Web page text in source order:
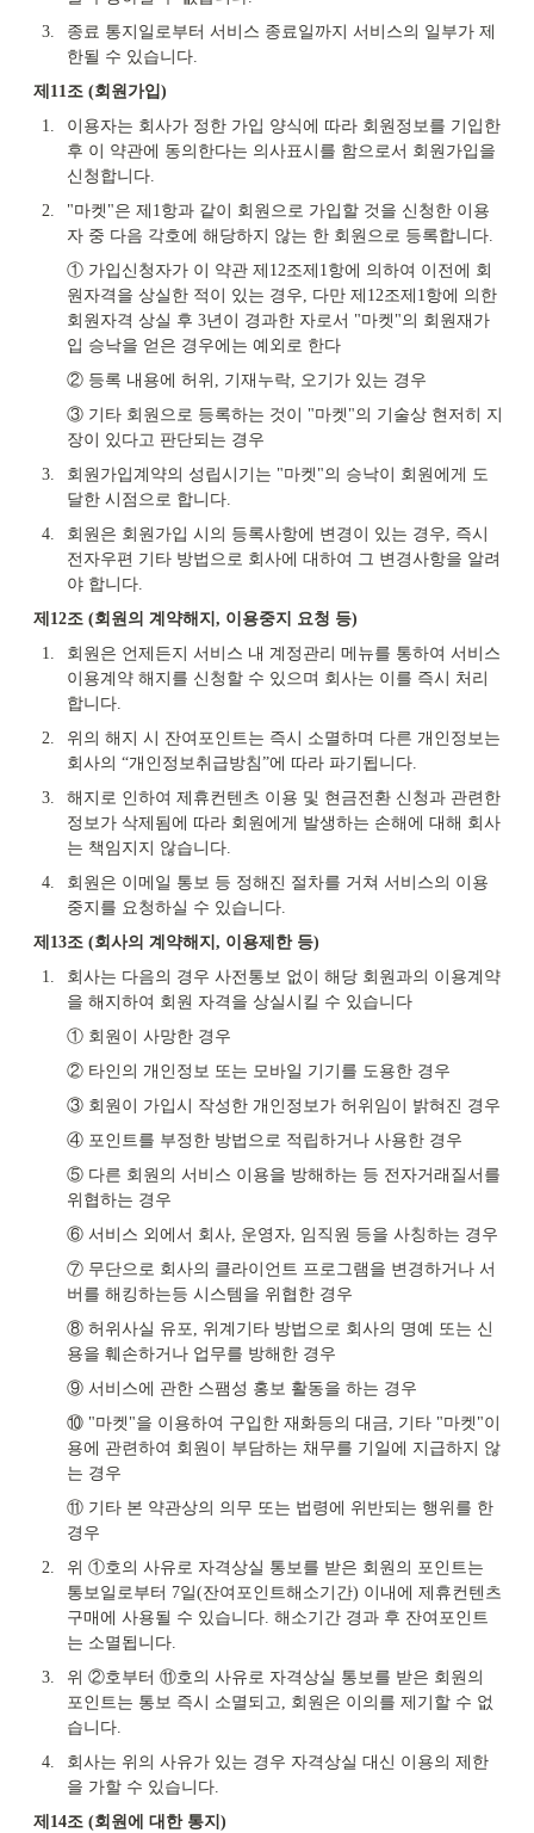
3.
종료 통지일로부터 서비스 종료일까지 서비스의 일부가 제
한될 수 있습니다.
제11조 (회원가입)
1.
이용자는 회사가 정한 가입 양식에 따라 회원정보를 기입한
후 이 약관에 동의한다는 의사표시를 함으로서 회원가입을
신청합니다.
2.
"마켓"은 제1항과 같이 회원으로 가입할 것을 신청한 이용
자 중 다음 각호에 해당하지 않는 한 회원으로 등록합니다.
① 가입신청자가 이 약관 제12조제1항에 의하여 이전에 회
원자격을 상실한 적이 있는 경우, 다만 제12조제1항에 의한
회원자격 상실 후 3년이 경과한 자로서 "마켓"의 회원재가
입 승낙을 얻은 경우에는 예외로 한다
② 등록 내용에 허위, 기재누락, 오기가 있는 경우
③ 기타 회원으로 등록하는 것이 "마켓"의 기술상 현저히 지
장이 있다고 판단되는 경우
3.
회원가입계약의 성립시기는 "마켓"의 승낙이 회원에게 도
달한 시점으로 합니다.
4.
회원은 회원가입 시의 등록사항에 변경이 있는 경우, 즉시
전자우편 기타 방법으로 회사에 대하여 그 변경사항을 알려
야 합니다.
제12조 (회원의 계약해지, 이용중지 요청 등)
1.
회원은 언제든지 서비스 내 계정관리 메뉴를 통하여 서비스
이용계약 해지를 신청할 수 있으며 회사는 이를 즉시 처리
합니다.
2.
위의 해지 시 잔여포인트는 즉시 소멸하며 다른 개인정보는
회사의 “개인정보취급방침”에 따라 파기됩니다.
3.
해지로 인하여 제휴컨텐츠 이용 및 현금전환 신청과 관련한
정보가 삭제됨에 따라 회원에게 발생하는 손해에 대해 회사
는 책임지지 않습니다.
4.
회원은 이메일 통보 등 정해진 절차를 거쳐 서비스의 이용
중지를 요청하실 수 있습니다.
제13조 (회사의 계약해지, 이용제한 등)
1.
회사는 다음의 경우 사전통보 없이 해당 회원과의 이용계약
을 해지하여 회원 자격을 상실시킬 수 있습니다
① 회원이 사망한 경우
② 타인의 개인정보 또는 모바일 기기를 도용한 경우
③ 회원이 가입시 작성한 개인정보가 허위임이 밝혀진 경우
④ 포인트를 부정한 방법으로 적립하거나 사용한 경우
⑤ 다른 회원의 서비스 이용을 방해하는 등 전자거래질서를
위협하는 경우
⑥ 서비스 외에서 회사, 운영자, 임직원 등을 사칭하는 경우
⑦ 무단으로 회사의 클라이언트 프로그램을 변경하거나 서
버를 해킹하는등 시스템을 위협한 경우
⑧ 허위사실 유포, 위계기타 방법으로 회사의 명예 또는 신
용을 훼손하거나 업무를 방해한 경우
⑨ 서비스에 관한 스팸성 홍보 활동을 하는 경우
⑩ "마켓"을 이용하여 구입한 재화등의 대금, 기타 "마켓"이
용에 관련하여 회원이 부담하는 채무를 기일에 지급하지 않
는 경우
⑪ 기타 본 약관상의 의무 또는 법령에 위반되는 행위를 한
경우
2.
위 ①호의 사유로 자격상실 통보를 받은 회원의 포인트는
통보일로부터 7일(잔여포인트해소기간) 이내에 제휴컨텐츠
구매에 사용될 수 있습니다. 해소기간 경과 후 잔여포인트
는 소멸됩니다.
3.
위 ②호부터 ⑪호의 사유로 자격상실 통보를 받은 회원의
포인트는 통보 즉시 소멸되고, 회원은 이의를 제기할 수 없
습니다.
4.
회사는 위의 사유가 있는 경우 자격상실 대신 이용의 제한
을 가할 수 있습니다.
제14조 (회원에 대한 통지)